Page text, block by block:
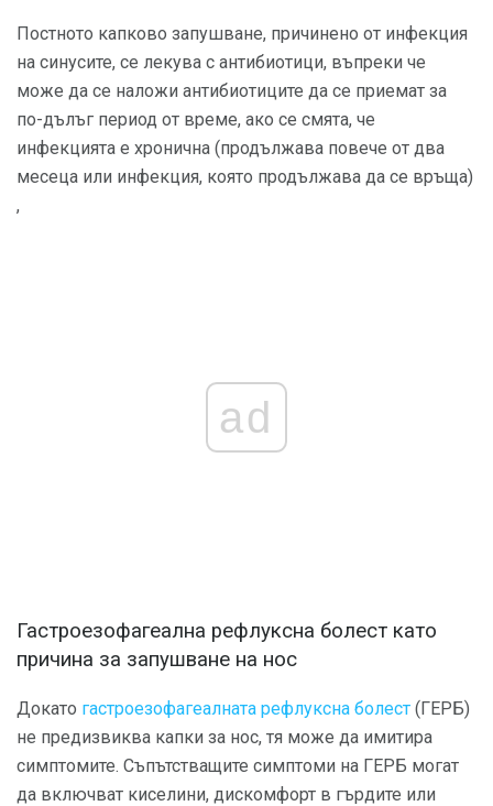
Постното капково запушване, причинено от инфекция
на синусите, се лекува с антибиотици, въпреки че
може да се наложи антибиотиците да се приемат за
по-дълъг период от време, ако се смята, че
инфекцията е хронична (продължава повече от два
месеца или инфекция, която продължава да се връща)
,
ad
Гастроезофагеална рефлуксна болест като
причина за запушване на нос
Докато гастроезофагеалната рефлуксна болест (ГЕРБ)
не предизвиква капки за нос, тя може да имитира
симптомите. Съпътстващите симптоми на ГЕРБ могат
да включват киселини, дискомфорт в гърдите или